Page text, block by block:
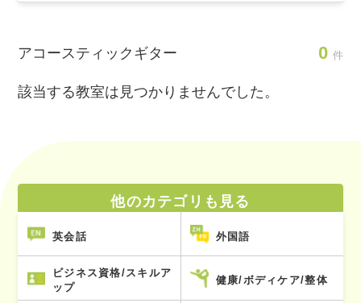
アコースティックギター 0 件
該当する教室は見つかりませんでした。
他のカテゴリも見る
英会話 外国語
ビジネス資格/スキルア
ップ
健康/ボディケア/整体